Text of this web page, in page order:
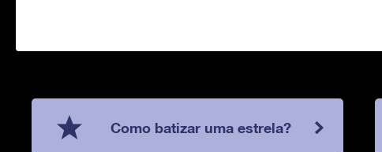
Como batizar uma estrela?